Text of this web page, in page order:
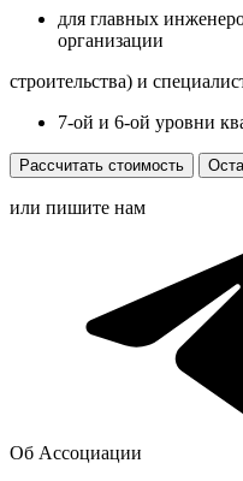
для главных
организации
строительства) и
7-ой и 6-ой уровни
Рассчитать стоимость
или пишите нам
Об Ассоциации